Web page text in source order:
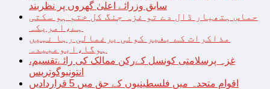
سابق وزرائے اعلیٰ گھروں پر نظربند
حماس ہتھیار ڈال دے تو غزہ جنگ کل ختم ہو سکتی
ہے،امریکہ
مذاکرات کے بغیر کوئی یرغمالی رہا نہیں
ہوگا،ابوعبیدہ
غزہ پرسلامتی کونسل کےرکن ممالک کی رائےتقسیم،
انتونیوگوتریس
اقوام متحدہ میں فلسطینیوں کے حق میں 5 قراردادیں